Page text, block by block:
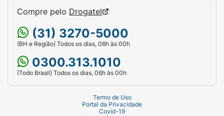
Compre pelo Drogatel
(31) 3270-5000
(BH e Região) Todos os dias, 06h às 00h
0300.313.1010
(Todo Brasil) Todos os dias, 06h às 00h
Termo de Uso
Portal da Privacidade
Covid-19